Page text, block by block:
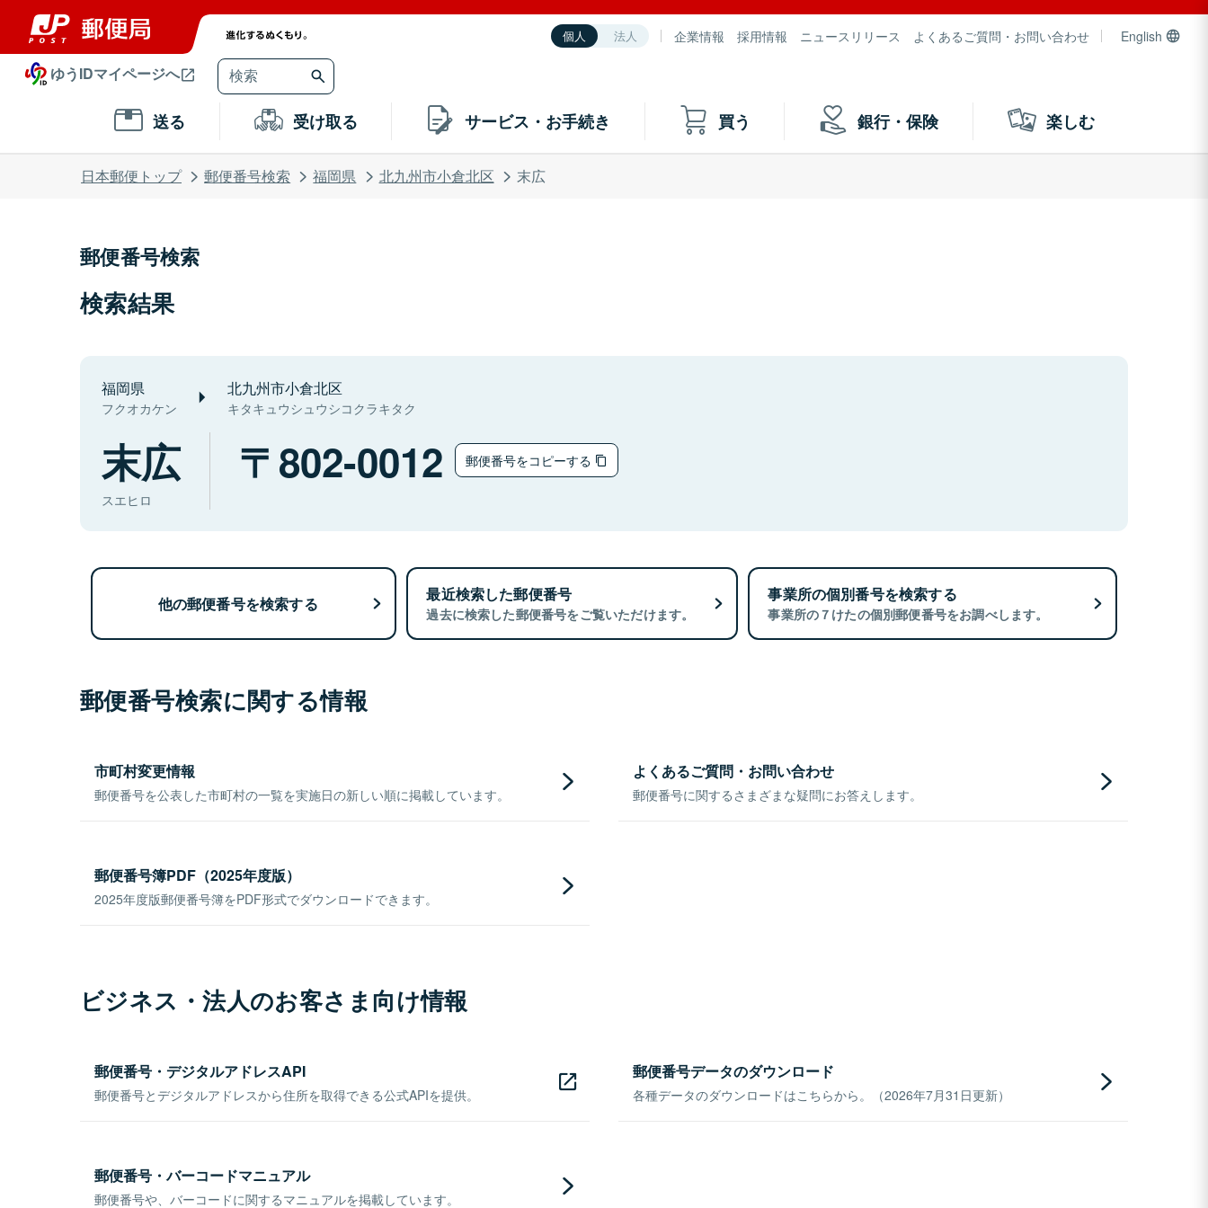
個人 法人 企業情報 採用情報 ニュースリリース よくあるご質問・お問い合わせ English
ゆうIDマイページへ
送る 受け取る サービス・お手続き 買う 銀行・保険 楽しむ
日本郵便トップ 郵便番号検索 福岡県 北九州市小倉北区 末広
郵便番号検索
検索結果
福岡県
フクオカケン
北九州市小倉北区
キタキュウシュウシコクラキタク
末広
スエヒロ
802-0012 郵便番号をコピーする
他の郵便番号を検索する 最近検索した郵便番号
過去に検索した郵便番号をご覧いただけます。
事業所の個別番号を検索する
事業所の７けたの個別郵便番号をお調べします。
郵便番号検索に関する情報
市町村変更情報
郵便番号を公表した市町村の一覧を実施日の新しい順に掲載しています。
よくあるご質問・お問い合わせ
郵便番号に関するさまざまな疑問にお答えします。
郵便番号簿PDF（2025年度版）
2025年度版郵便番号簿をPDF形式でダウンロードできます。
ビジネス・法人のお客さま向け情報
郵便番号・デジタルアドレスAPI
郵便番号とデジタルアドレスから住所を取得できる公式APIを提供。
郵便番号データのダウンロード
各種データのダウンロードはこちらから。（2026年7月31日更新）
郵便番号・バーコードマニュアル
郵便番号や、バーコードに関するマニュアルを掲載しています。